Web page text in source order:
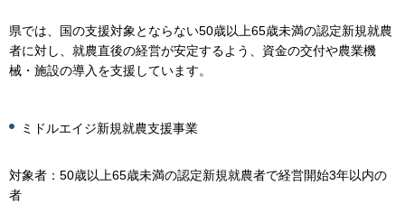
県では、国の支援対象とならない50歳以上65歳未満の認定新規就農
者に対し、就農直後の経営が安定するよう、資金の交付や農業機
械・施設の導入を支援しています。
ミドルエイジ新規就農支援事業
対象者：50歳以上65歳未満の認定新規就農者で経営開始3年以内の
者